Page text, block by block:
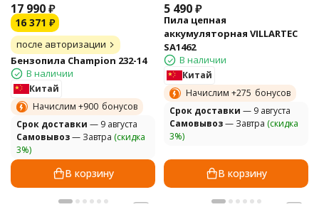
17 990₽
16 371 ₽
после авторизации
Бензопила Champion 232-14
В наличии
Китай
Начислим +900 бонусов
Cрок доставки — 9 августа
Самовывоз— Завтра (скидка
3%)
В корзину
5 490₽
Пила цепная
аккумуляторная VILLARTEC
SA1462
В наличии
Китай
Начислим +275 бонусов
Cрок доставки — 9 августа
Самовывоз— Завтра (скидка
3%)
В корзину